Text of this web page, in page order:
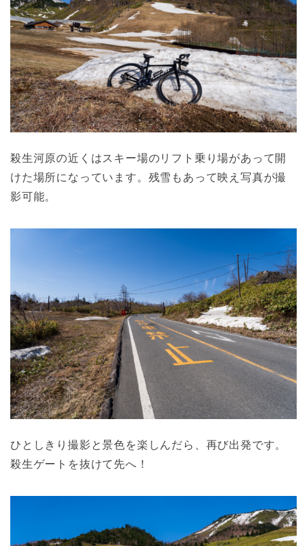
殺生河原の近くはスキー場のリフト乗り場があって開
けた場所になっています。残雪もあって映え写真が撮
影可能。
ひとしきり撮影と景色を楽しんだら、再び出発です。
殺生ゲートを抜けて先へ！